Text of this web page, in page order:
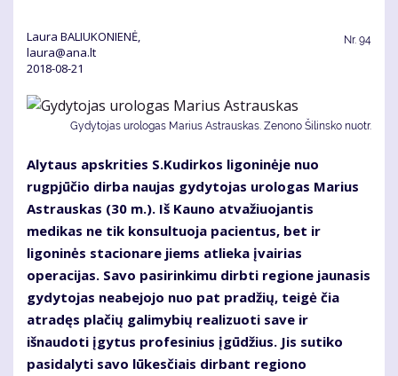
Laura BALIUKONIENĖ,
laura@ana.lt
2018-08-21
Nr. 94
Gydytojas urologas Marius Astrauskas. Zenono Šilinsko nuotr.
Alytaus apskrities S.Kudirkos ligoninėje nuo
rugpjūčio dirba naujas gydytojas urologas Marius
Astrauskas (30 m.). Iš Kauno atvažiuojantis
medikas ne tik konsultuoja pacientus, bet ir
ligoninės stacionare jiems atlieka įvairias
operacijas. Savo pasirinkimu dirbti regione jaunasis
gydytojas neabejojo nuo pat pradžių, teigė čia
atradęs plačių galimybių realizuoti save ir
išnaudoti įgytus profesinius įgūdžius. Jis sutiko
pasidalyti savo lūkesčiais dirbant regiono